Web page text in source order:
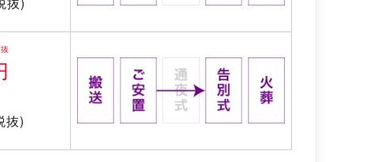
抜)